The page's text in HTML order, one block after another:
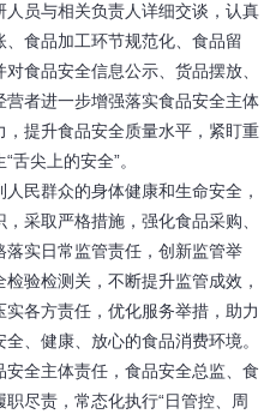
员与相关负责人详细交谈，认真
食品加工环节规范化、食品留
食品安全信息公示、货品摆放、
者进一步增强落实食品安全主体
提升食品安全质量水平，紧盯重
舌尖上的安全”。
民群众的身体健康和生命安全，
采取严格措施，强化食品采购、
实日常监管责任，创新监管举
验检测关，不断提升监管成效，
各方责任，优化服务举措，助力
、健康、放心的食品消费环境。
全主体责任，食品安全总监、食
尽责，常态化执行“日管控、周